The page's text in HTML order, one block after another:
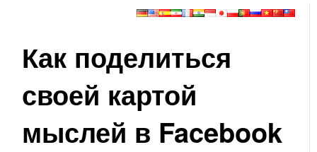
Как поделиться
своей картой
мыслей в Facebook